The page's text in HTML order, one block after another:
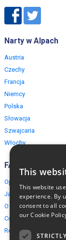
Narty w Alpach
Austria
Czechy
Francja
Niemcy
Polska
Słowacja
Szwajcaria
Włochy
FAQ
Opinie naszych
Jak rezerwować?
O
Cookies, Prywatność,
Regulamin
This
This website
experience. By
consent to all
our Cookie